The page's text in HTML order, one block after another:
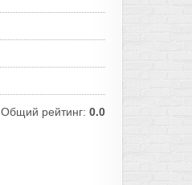
Общий рейтинг: 0.0